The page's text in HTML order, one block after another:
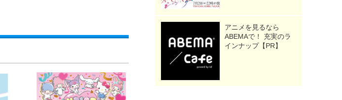
アニメを見るなら
ABEMAで！ 充実のラ
インナップ【PR】